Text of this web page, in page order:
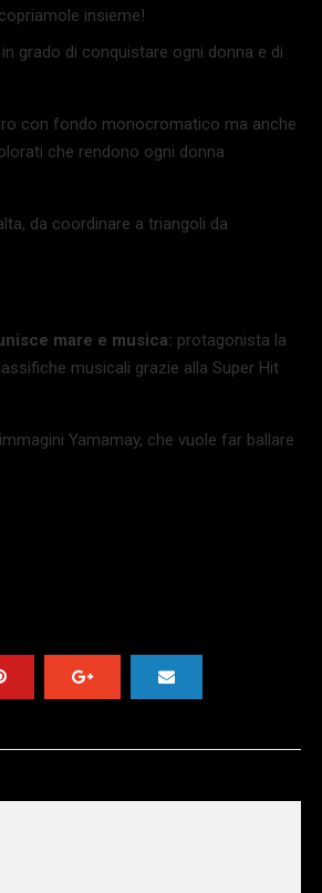
insieme!
grado di conquistare ogni donna e di
con fondo monocromatico ma anche
che rendono ogni donna
da coordinare a triangoli da
mare e musica: protagonista la
musicali grazie alla Super Hit
Yamamay, che vuole far ballare